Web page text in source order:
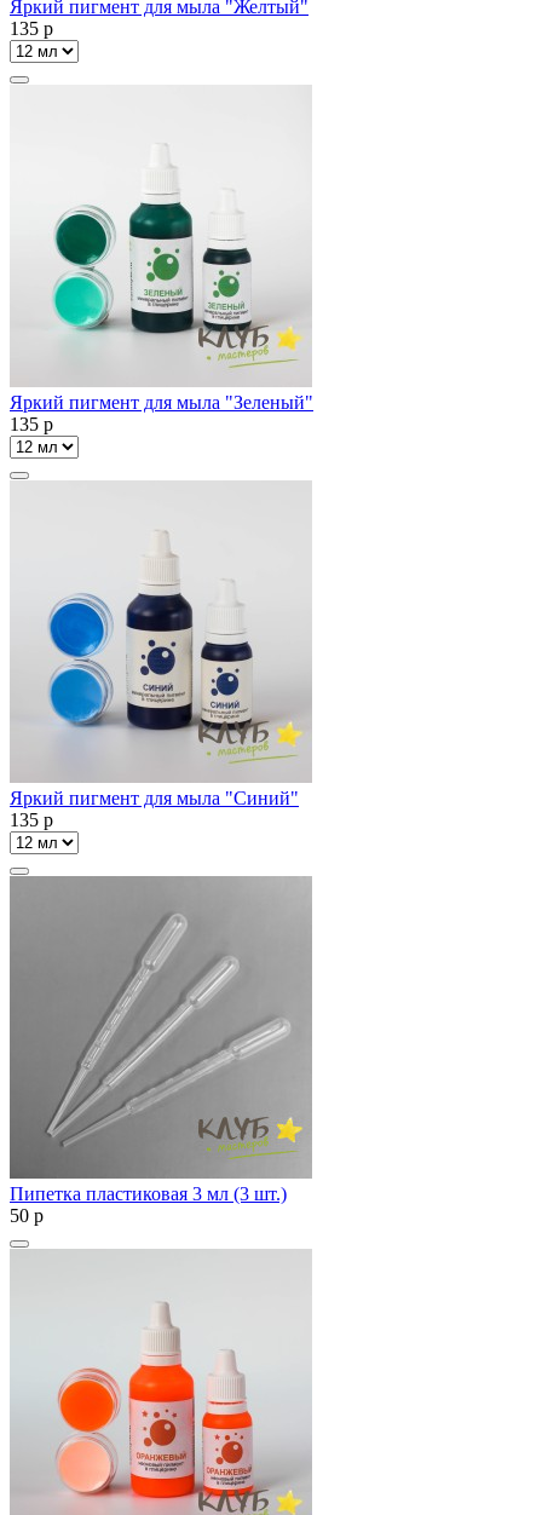
Яркий пигмент для мыла "Желтый"
135 p
Яркий пигмент для мыла "Зеленый"
135 p
Яркий пигмент для мыла "Синий"
135 p
Пипетка пластиковая 3 мл (3 шт.)
50 p